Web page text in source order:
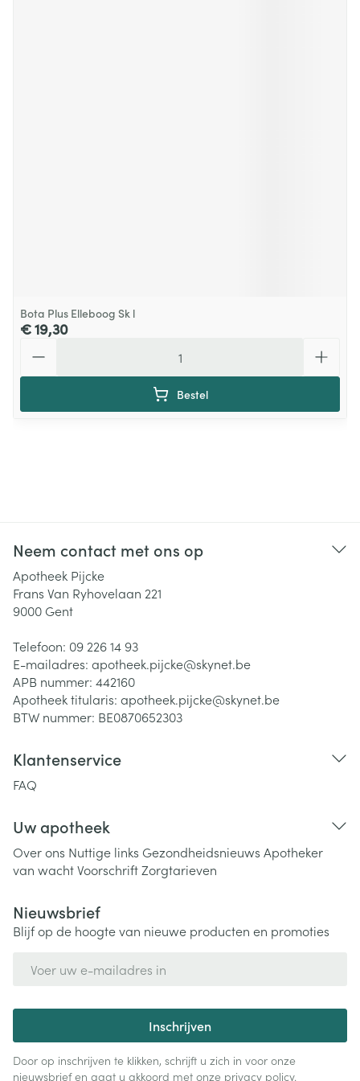
Bota Plus Elleboog Sk l
€ 19,30
Bestel
Neem contact met ons op
Apotheek Pijcke
Frans Van Ryhovelaan 221
9000 Gent
Telefoon: 09 226 14 93
E-mailadres: apotheek.pijcke@skynet.be
APB nummer: 442160
Apotheek titularis: apotheek.pijcke@skynet.be
BTW nummer: BE0870652303
Klantenservice
FAQ
Uw apotheek
Over ons Nuttige links Gezondheidsnieuws Apotheker
van wachtVoorschriftZorgtarieven
Nieuwsbrief
Blijf op de hoogte van nieuwe producten en promoties
Inschrijven
Door op inschrijven te klikken, schrijft u zich in voor onze
nieuwsbrief en gaat u akkoord met onze privacy policy.